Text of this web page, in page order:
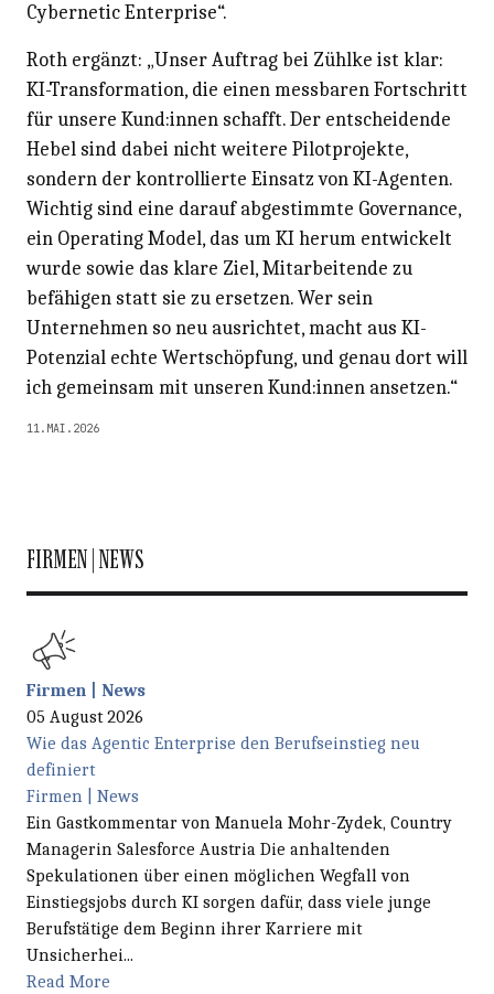
Cybernetic Enterprise“.
Roth ergänzt: „Unser Auftrag bei Zühlke ist klar:
KI-Transformation, die einen messbaren Fortschritt
für unsere Kund:innen schafft. Der entscheidende
Hebel sind dabei nicht weitere Pilotprojekte,
sondern der kontrollierte Einsatz von KI-Agenten.
Wichtig sind eine darauf abgestimmte Governance,
ein Operating Model, das um KI herum entwickelt
wurde sowie das klare Ziel, Mitarbeitende zu
befähigen statt sie zu ersetzen. Wer sein
Unternehmen so neu ausrichtet, macht aus KI-
Potenzial echte Wertschöpfung, und genau dort will
ich gemeinsam mit unseren Kund:innen ansetzen.“
11.MAI.2026
FIRMEN | NEWS
Firmen | News
05 August 2026
Wie das Agentic Enterprise den Berufseinstieg neu
definiert
Firmen | News
Ein Gastkommentar von Manuela Mohr-Zydek, Country
Managerin Salesforce Austria Die anhaltenden
Spekulationen über einen möglichen Wegfall von
Einstiegsjobs durch KI sorgen dafür, dass viele junge
Berufstätige dem Beginn ihrer Karriere mit
Unsicherhei...
Read More